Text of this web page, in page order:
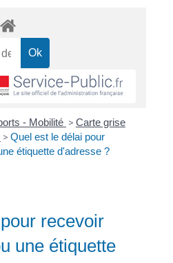
- Mobilité > Carte grise
> Quel est le délai pour
étiquette d'adresse ?
recevoir
une étiquette